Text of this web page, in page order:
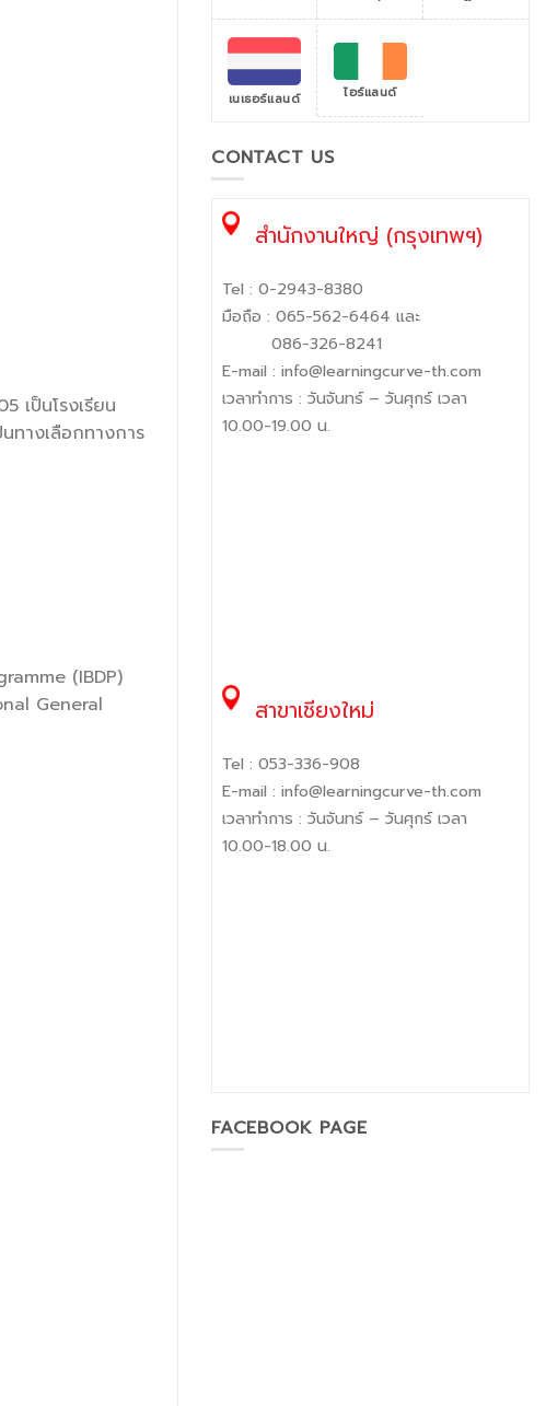
เป็นโรงเรียน
ทางเลือกทางการ
(IBDP)
General
เนเธอร์แลนด์ ไอร์แลนด์
CONTACT US
สำนักงานใหญ่ (กรุงเทพฯ)
Tel : 0-2943-8380
มือถือ : 065-562-6464 และ
086-326-8241
E-mail : info@learningcurve-th.com
เวลาทำการ : วันจันทร์ – วันศุกร์ เวลา
10.00-19.00 น.
สาขาเชียงใหม่
Tel : 053-336-908
E-mail : info@learningcurve-th.com
เวลาทำการ : วันจันทร์ – วันศุกร์ เวลา
10.00-18.00 น.
FACEBOOK PAGE